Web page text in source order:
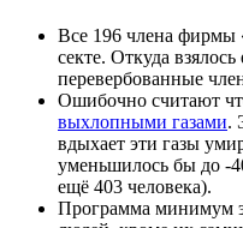
Все 196 члена фирмы
секте. Откуда
перевербованные
Ошибочно считают
выхлопными газами.
вдыхает эти газы
уменьшилось бы до -
ещё 403 человека).
Программа минимум